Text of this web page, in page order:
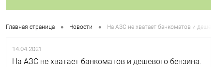
Главная страница • Новости • На АЗС не хватает банкоматов и
14.04.2021
На АЗС не хватает банкоматов и дешевого бензина.